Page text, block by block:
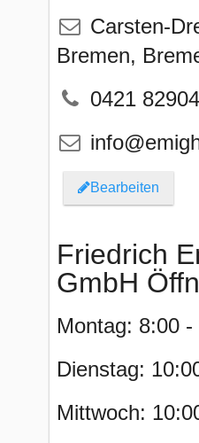
Carsten-
Bremen,
0421
Bearbeiten
Friedrich
GmbH
Montag: 8:00 -
Dienstag:
Mittwoch: